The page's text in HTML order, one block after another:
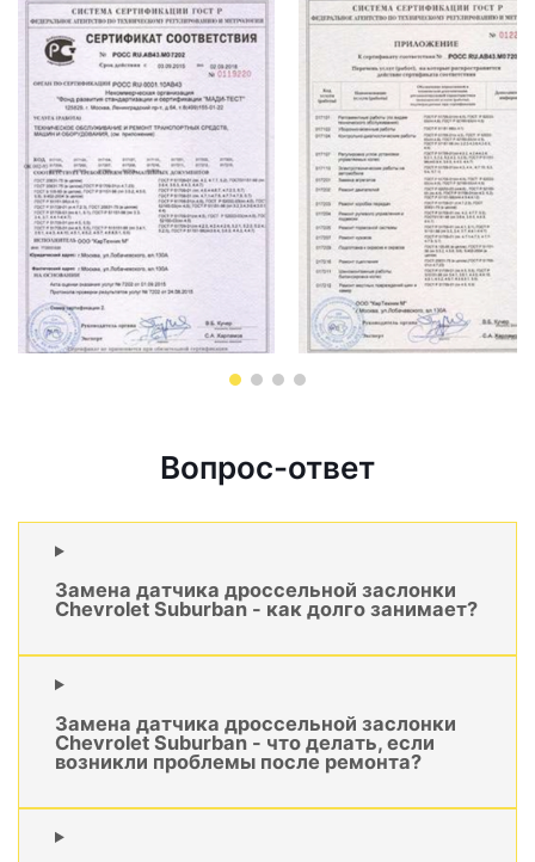
Вопрос-ответ
Замена датчика дроссельной заслонки
Chevrolet Suburban - как долго занимает?
Замена датчика дроссельной заслонки
Chevrolet Suburban - что делать, если
возникли проблемы после ремонта?